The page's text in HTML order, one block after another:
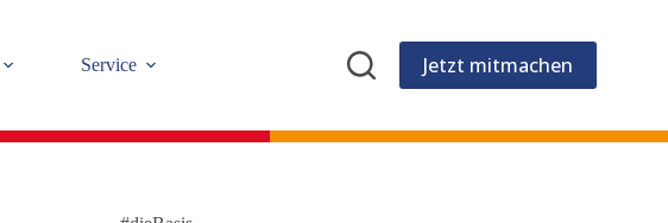
Service Jetzt mitmachen